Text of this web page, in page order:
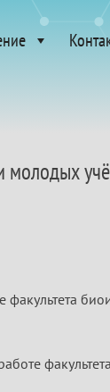
молодых
факультета